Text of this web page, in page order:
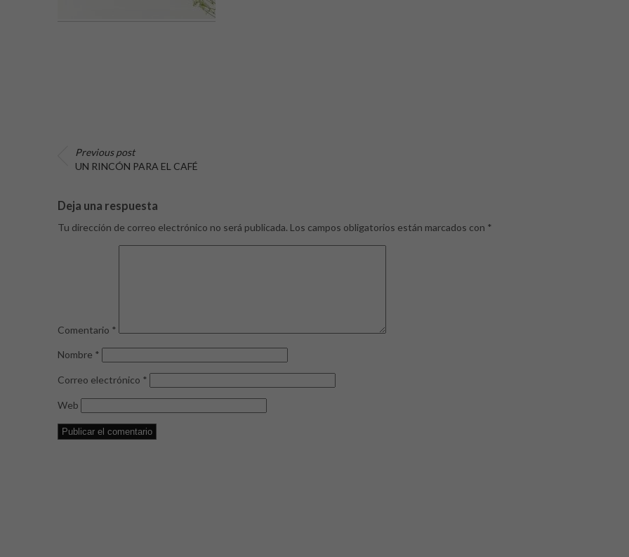
Previous post
UN RINCÓN PARA EL CAFÉ
Deja una respuesta
Tu dirección de correo electrónico no será publicada. Los campos obligatorios están marcados con *
Comentario *
Nombre *
Correo electrónico *
Web